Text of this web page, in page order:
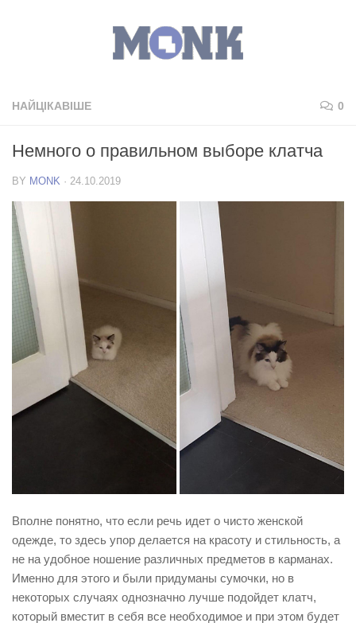
НАЙЦІКАВІШЕ 0
Немного о правильном выборе клатча
BY MONK · 24.10.2019
Вполне понятно, что если речь идет о чисто женской
одежде, то здесь упор делается на красоту и стильность, а
не на удобное ношение различных предметов в карманах.
Именно для этого и были придуманы сумочки, но в
некоторых случаях однозначно лучше подойдет клатч,
который вместит в себя все необходимое и при этом будет